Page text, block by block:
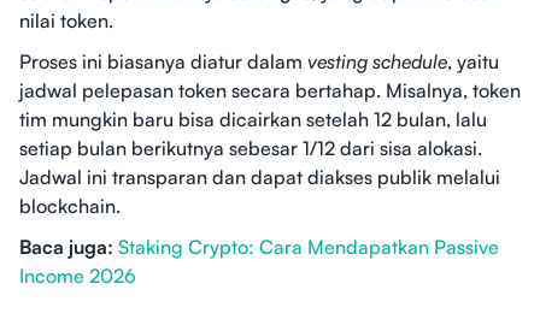
nilai token.
Proses ini biasanya diatur dalam vesting schedule, yaitu
jadwal pelepasan token secara bertahap. Misalnya, token
tim mungkin baru bisa dicairkan setelah 12 bulan, lalu
setiap bulan berikutnya sebesar 1/12 dari sisa alokasi.
Jadwal ini transparan dan dapat diakses publik melalui
blockchain.
Baca juga: Staking Crypto: Cara Mendapatkan Passive
Income 2026